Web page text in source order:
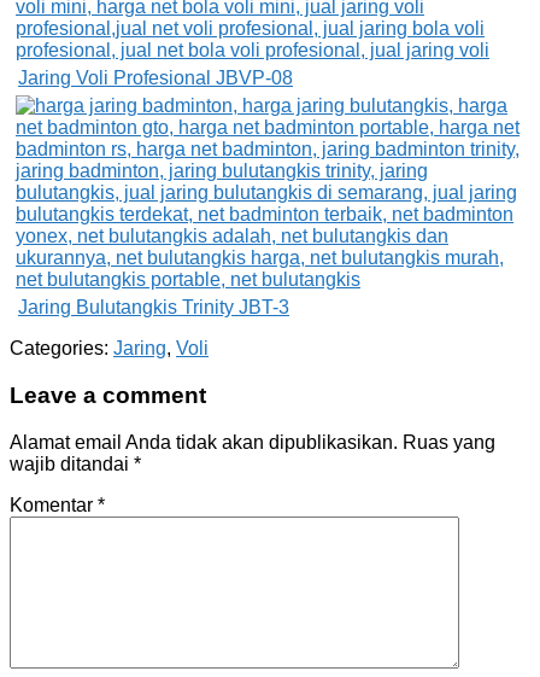
Jaring Voli Profesional JBVP-08
Jaring Bulutangkis Trinity JBT-3
Categories: Jaring, Voli
Leave a comment
Alamat email Anda tidak akan dipublikasikan. Ruas yang
wajib ditandai *
Komentar *